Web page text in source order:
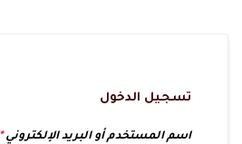
تسجيل الدخول
اسم المستخدم أو البريد الإلكتروني*